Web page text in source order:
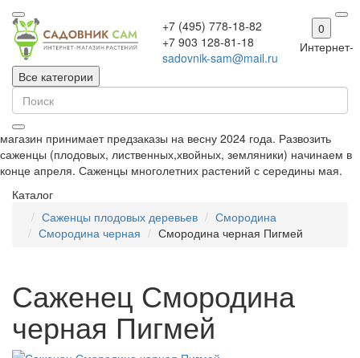
+7 (495) 778-18-82
+7 903 128-81-18
sadovnik-sam@mail.ru
0
Все категории
Интернет-
магазин принимает предзаказы на весну 2024 года. Развозить
саженцы (плодовых, лиственных,хвойных, земляники) начинаем в
конце апреля. Саженцы многолетних растений с середины мая.
Каталог
Саженцы плодовых деревьев
Смородина
Смородина черная
Смородина черная Пигмей
Саженец Смородина
черная Пигмей